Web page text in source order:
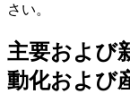
さい。
主要および
動化および